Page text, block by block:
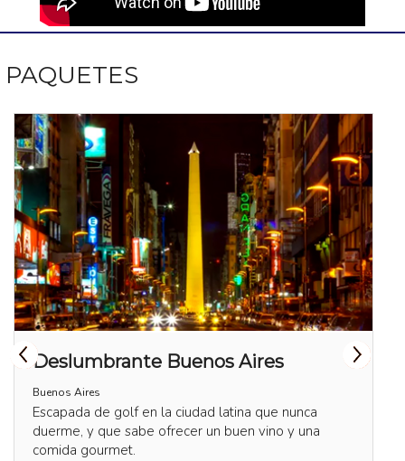
PAQUETES
Deslumbrante Buenos Aires
Buenos Aires
Escapada de golf en la ciudad latina que nunca
duerme, y que sabe ofrecer un buen vino y una
comida gourmet.